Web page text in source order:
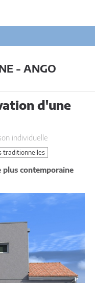
- ANGO
d'une
individuelle
traditionnelles
plus contemporaine